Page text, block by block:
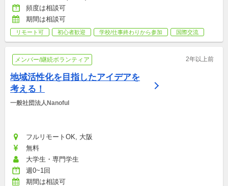
頻度は相談可
期間は相談可
リモート可 初心者歓迎 学校/仕事終わりから参加 国際交流
メンバー/継続ボランティア 2年以上前
地域活性化を目指したアイデアを
考える！
一般社団法人Nanoful
フルリモートOK, 大阪
無料
大学生・専門学生
週0~1回
期間は相談可